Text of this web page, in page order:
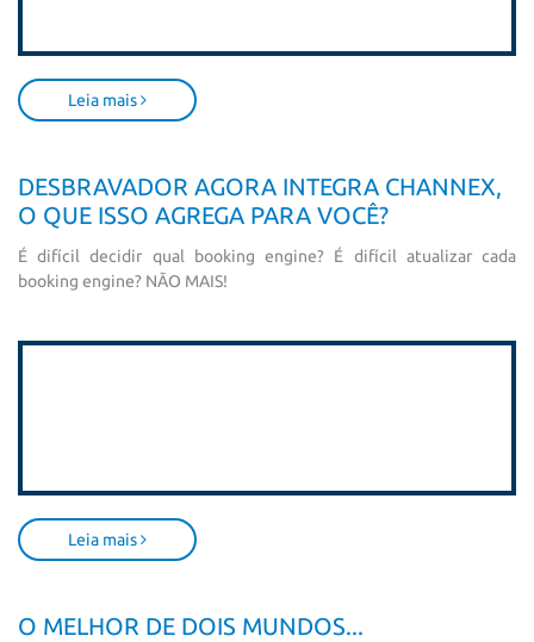
Leia mais
DESBRAVADOR AGORA INTEGRA CHANNEX,
O QUE ISSO AGREGA PARA VOCÊ?
É difícil decidir qual booking engine? É difícil atualizar cada
booking engine? NÃO MAIS!
Leia mais
O MELHOR DE DOIS MUNDOS...